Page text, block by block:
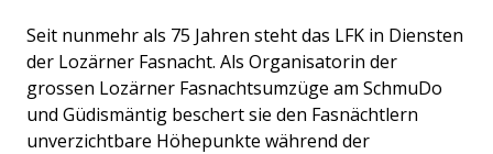
Seit nunmehr als 75 Jahren steht das LFK in Diensten
der Lozärner Fasnacht. Als Organisatorin der
grossen Lozärner Fasnachtsumzüge am SchmuDo
und Güdismäntig beschert sie den Fasnächtlern
unverzichtbare Höhepunkte während der